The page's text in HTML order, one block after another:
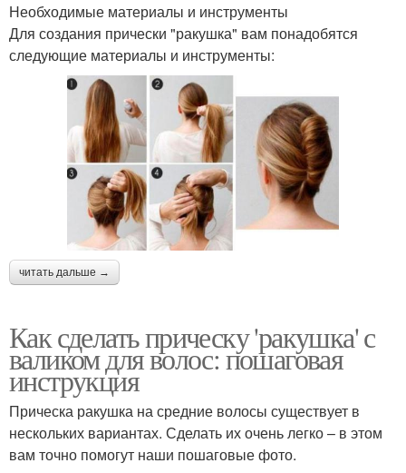
Необходимые материалы и инструменты
Для создания прически "ракушка" вам понадобятся
следующие материалы и инструменты:
читать дальше →
Как сделать прическу 'ракушка' с
валиком для волос: пошаговая
инструкция
Прическа ракушка на средние волосы существует в
нескольких вариантах. Сделать их очень легко – в этом
вам точно помогут наши пошаговые фото.